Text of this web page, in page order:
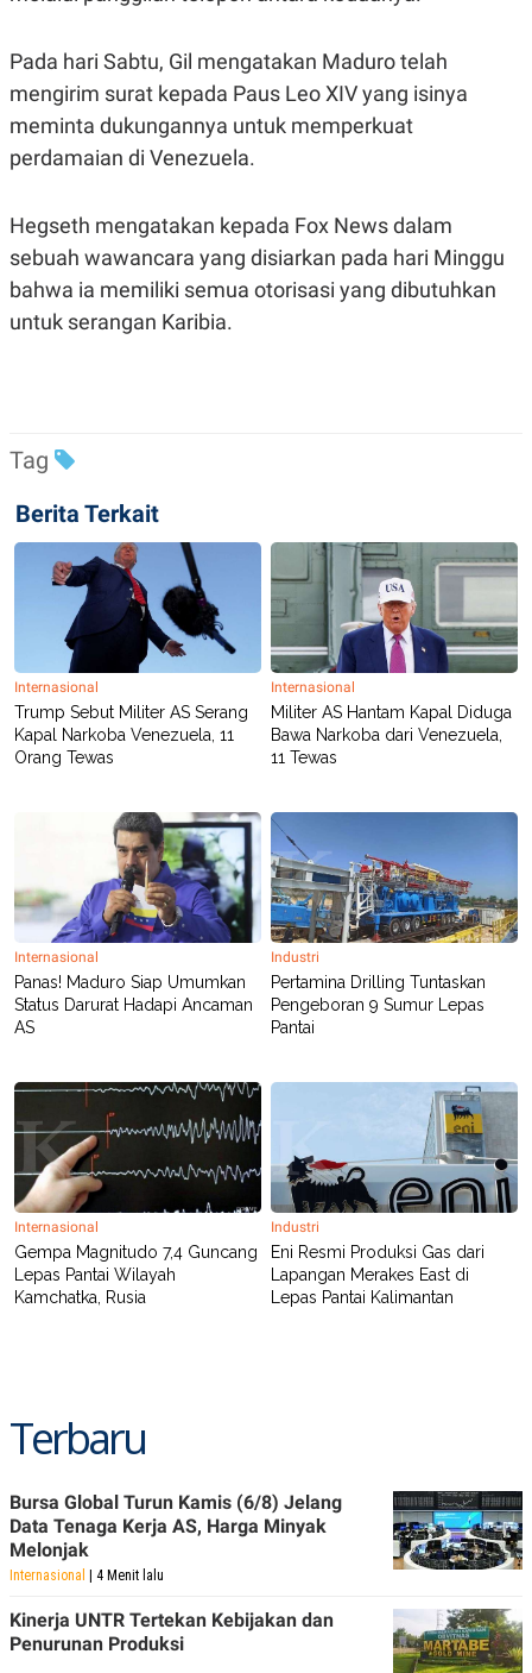
C
E
Y
L
S
.
I
D
L
G
G
A
N
A
N
K
E
R
J
A
E
M
P
P
E
R
D
R
T
G
M
E
D
I
SITEMAPPROFILETERM
OF
PEDOMAN
PEMBERITAAN
SIBER
POLICY
Pada hari Sabtu, Gil mengatakan Maduro telah
mengirim surat kepada Paus Leo XIV yang isinya
meminta dukungannya untuk memperkuat
perdamaian di Venezuela.
Hegseth mengatakan kepada Fox News dalam
sebuah wawancara yang disiarkan pada hari Minggu
bahwa ia memiliki semua otorisasi yang dibutuhkan
untuk serangan Karibia.
Tag
Berita Terkait
Internasional
Trump Sebut Militer AS Serang
Kapal Narkoba Venezuela, 11
Orang Tewas
Internasional
Militer AS Hantam Kapal Diduga
Bawa Narkoba dari Venezuela,
11 Tewas
Internasional
Panas! Maduro Siap Umumkan
Status Darurat Hadapi Ancaman
AS
Industri
Pertamina Drilling Tuntaskan
Pengeboran 9 Sumur Lepas
Pantai
Internasional
Gempa Magnitudo 7,4 Guncang
Lepas Pantai Wilayah
Kamchatka, Rusia
Industri
Eni Resmi Produksi Gas dari
Lapangan Merakes East di
Lepas Pantai Kalimantan
Terbaru
Bursa Global Turun Kamis (6/8) Jelang
Data Tenaga Kerja AS, Harga Minyak
Melonjak
Internasional | 4 Menit lalu
Kinerja UNTR Tertekan Kebijakan dan
Penurunan Produksi